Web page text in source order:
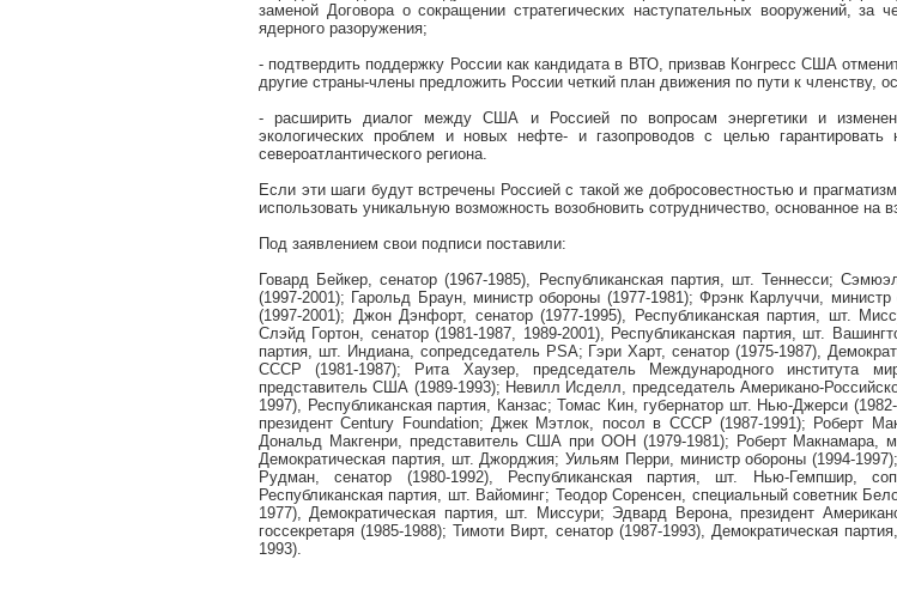
заменой Договора о сокращении стратегических наступательных вооружений,
ядерного разоружения;
- подтвердить поддержку России как кандидата в ВТО, призвав Конгресс США
другие страны-члены предложить России четкий план движения по пути к членству,
- расширить диалог между США и Россией по вопросам энергетики и
экологических проблем и новых нефте- и газопроводов с целью гарантировать
североатлантического региона.
Если эти шаги будут встречены Россией с такой же добросовестностью и
использовать уникальную возможность возобновить сотрудничество, основанное на
Под заявлением свои подписи поставили:
Говард Бейкер, сенатор (1967-1985), Республиканская партия, шт. Теннесси;
(1997-2001); Гарольд Браун, министр обороны (1977-1981); Фрэнк Карлуччи,
(1997-2001); Джон Дэнфорт, сенатор (1977-1995), Республиканская партия, шт.
Слэйд Гортон, сенатор (1981-1987, 1989-2001), Республиканская партия, шт.
партия, шт. Индиана, сопредседатель PSA; Гэри Харт, сенатор (1975-1987),
СССР (1981-1987); Рита Хаузер, председатель Международного института
представитель США (1989-1993); Невилл Исделл, председатель Американо-
1997), Республиканская партия, Канзас; Томас Кин, губернатор шт. Нью-Джерси
президент Century Foundation; Джек Мэтлок, посол в СССР (1987-1991); Роберт
Дональд Макгенри, представитель США при ООН (1979-1981); Роберт Макнамара,
Демократическая партия, шт. Джорджия; Уильям Перри, министр обороны (1994-
Рудман, сенатор (1980-1992), Республиканская партия, шт. Нью-Гемпшир,
Республиканская партия, шт. Вайоминг; Теодор Соренсен, специальный советник
1977), Демократическая партия, шт. Миссури; Эдвард Верона, президент
госсекретаря (1985-1988); Тимоти Вирт, сенатор (1987-1993), Демократическая
1993).